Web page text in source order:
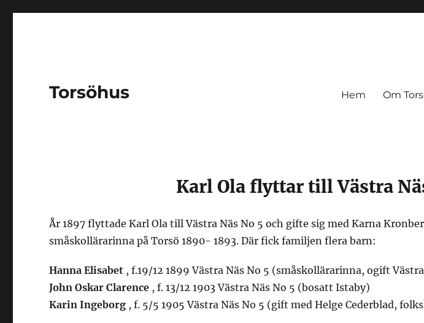
Torsöhus Hem Om
Karl Ola flyttar till Västra
År 1897 flyttade Karl Ola till Västra Näs No 5 och gifte sig med Karna
småskollärarinna på Torsö 1890- 1893. Där fick familjen flera barn:
Hanna Elisabet , f.19/12 1899 Västra Näs No 5 (småskollärarinna, ogift
John Oskar Clarence , f. 13/12 1903 Västra Näs No 5 (bosatt Istaby)
Karin Ingeborg , f. 5/5 1905 Västra Näs No 5 (gift med Helge Cederblad,